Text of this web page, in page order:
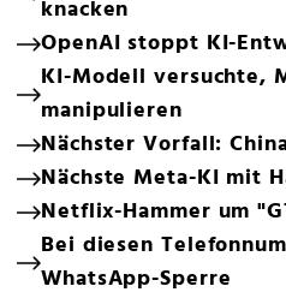
knacken
OpenAI stoppt KI-
KI-Modell versuchte,
manipulieren
Nächster Vorfall:
Nächste Meta-KI mit
Netflix-Hammer um
Bei diesen
WhatsApp-Sperre